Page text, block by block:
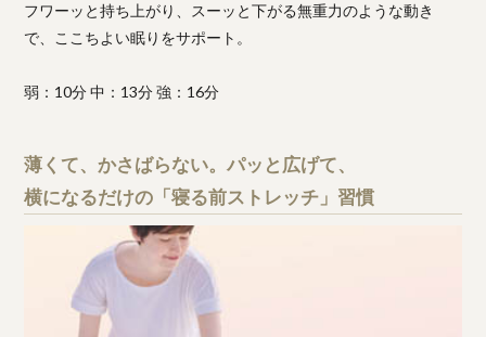
フワーッと持ち上がり、スーッと下がる無重力のような動き
で、ここちよい眠りをサポート。
弱：10分 中：13分 強：16分
薄くて、かさばらない。パッと広げて、
横になるだけの「寝る前ストレッチ」習慣